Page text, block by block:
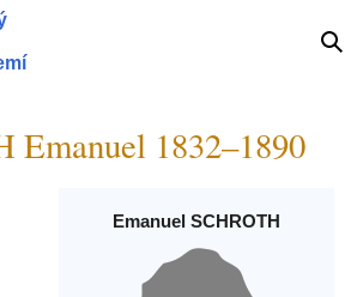
Emanuel 1832–1890
Emanuel SCHROTH